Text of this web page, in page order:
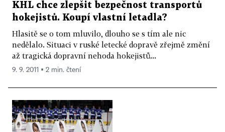
KHL chce zlepšit bezpečnost transportů
hokejistů. Koupí vlastní letadla?
Hlasitě se o tom mluvilo, dlouho se s tím ale nic
nedělalo. Situaci v ruské letecké dopravě zřejmě změní
až tragická dopravní nehoda hokejistů...
9. 9. 2011 ▪ 2 min. čtení